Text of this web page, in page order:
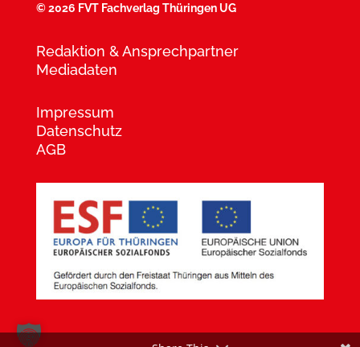
©2026 FVT Fachverlag Thüringen UG
Redaktion & Ansprechpartner
Mediadaten
Impressum
Datenschutz
AGB